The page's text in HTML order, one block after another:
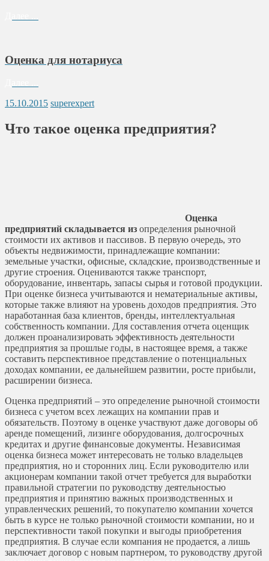
Оценка для нотариуса
15.10.2015 superexpert
Что такое оценка предприятия?
Оценка
предприятий складывается из определения рыночной
стоимости их активов и пассивов. В первую очередь, это
объекты недвижимости, принадлежащие компании:
земельные участки, офисные, складские, производственные и
другие строения. Оцениваются также транспорт,
оборудование, инвентарь, запасы сырья и готовой продукции.
При оценке бизнеса учитываются и нематериальные активы,
которые также влияют на уровень доходов предприятия. Это
наработанная база клиентов, бренды, интеллектуальная
собственность компании. Для составления отчета оценщик
должен проанализировать эффективность деятельности
предприятия за прошлые годы, в настоящее время, а также
составить перспективное представление о потенциальных
доходах компании, ее дальнейшем развитии, росте прибыли,
расширении бизнеса.
Оценка предприятий – это определение рыночной стоимости
бизнеса с учетом всех лежащих на компании прав и
обязательств. Поэтому в оценке участвуют даже договоры об
аренде помещений, лизинге оборудования, долгосрочных
кредитах и другие финансовые документы. Независимая
оценка бизнеса может интересовать не только владельцев
предприятия, но и сторонних лиц. Если руководителю или
акционерам компании такой отчет требуется для выработки
правильной стратегии по руководству деятельностью
предприятия и принятию важных производственных и
управленческих решений, то покупателю компании хочется
быть в курсе не только рыночной стоимости компании, но и
перспективности такой покупки и выгоды приобретения
предприятия. В случае если компания не продается, а лишь
заключает договор с новым партнером, то руководству другой